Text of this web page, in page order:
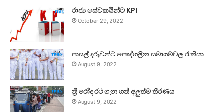
රාජ්‍ය සේවකයින්ට KPI
October 29, 2022
පාසල් දරුවන්ට පෞද්ගලික සමාගම්වල රැකියා
August 9, 2022
ත්‍රී රෝද රථ ගැන ගත් අලුත්ම තීරණය
August 9, 2022